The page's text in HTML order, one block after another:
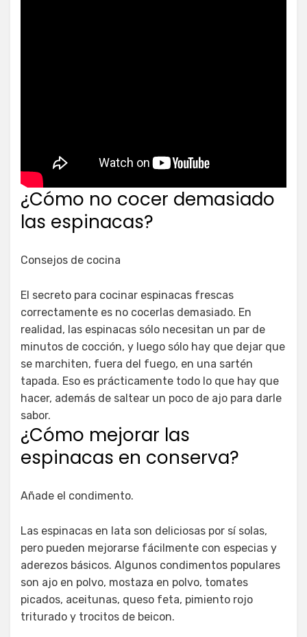
¿Cómo no cocer demasiado
las espinacas?
Consejos de cocina
El secreto para cocinar espinacas frescas
correctamente es no cocerlas demasiado. En
realidad, las espinacas sólo necesitan un par de
minutos de cocción, y luego sólo hay que dejar que
se marchiten, fuera del fuego, en una sartén
tapada. Eso es prácticamente todo lo que hay que
hacer, además de saltear un poco de ajo para darle
sabor.
¿Cómo mejorar las
espinacas en conserva?
Añade el condimento.
Las espinacas en lata son deliciosas por sí solas,
pero pueden mejorarse fácilmente con especias y
aderezos básicos. Algunos condimentos populares
son ajo en polvo, mostaza en polvo, tomates
picados, aceitunas, queso feta, pimiento rojo
triturado y trocitos de beicon.